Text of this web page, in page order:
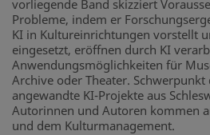
vorliegende Band skizziert
Probleme, indem er
KI in Kultureinrichtungen vorstellt
eingesetzt, eröffnen durch KI
Anwendungsmöglichkeiten für
Archive oder Theater. Schwerpunkt
angewandte KI-Projekte aus
Autorinnen und Autoren kommen
und dem Kulturmanagement.